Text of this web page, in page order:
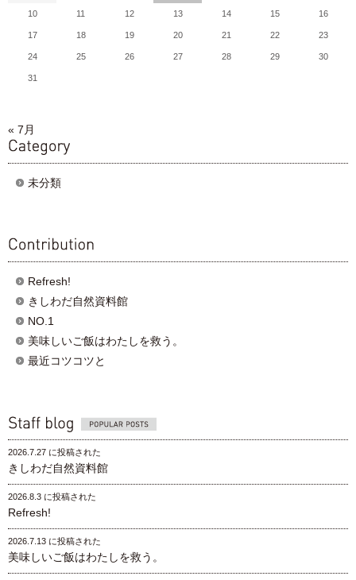
10 11 12 13 14 15 16
17 18 19 20 21 22 23
24 25 26 27 28 29 30
31
« 7月
未分類
Refresh!
きしわだ自然資料館
NO.1
美味しいご飯はわたしを救う。
最近コツコツと
Popular posts
2026.7.27 に投稿された
きしわだ自然資料館
2026.8.3 に投稿された
Refresh!
2026.7.13 に投稿された
美味しいご飯はわたしを救う。